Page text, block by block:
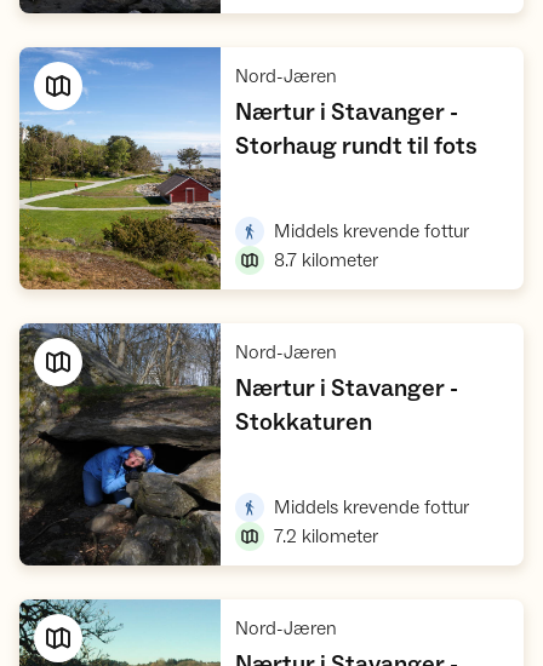
Nord-Jæren
Nærtur i Stavanger -
Storhaug rundt til fots
Middels krevende fottur,
8.7 kilometer
Nord-Jæren
Nærtur i Stavanger -
Stokkaturen,
Middels krevende fottur,
7.2 kilometer
Nord-Jæren